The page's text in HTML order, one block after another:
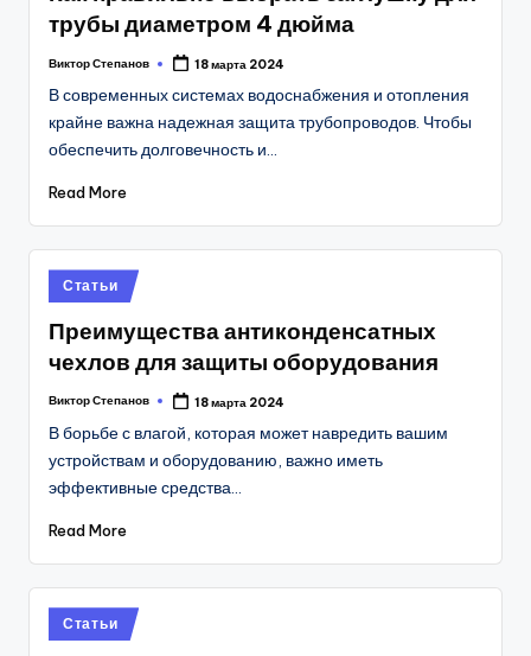
трубы диаметром 4 дюйма
Posted
Виктор Степанов 18 марта 2024
В современных системах водоснабжения и отопления
крайне важна надежная защита трубопроводов. Чтобы
обеспечить долговечность и…
Read More
Posted
in
Статьи
Преимущества антиконденсатных
чехлов для защиты оборудования
Posted
Виктор Степанов 18 марта 2024
В борьбе с влагой, которая может навредить вашим
устройствам и оборудованию, важно иметь
эффективные средства…
Read More
Posted
in
Статьи